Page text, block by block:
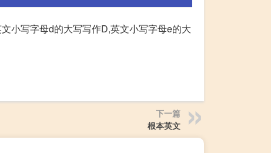
小写字母d的大写写作D,英文小写字母e的大
下一篇
根本英文